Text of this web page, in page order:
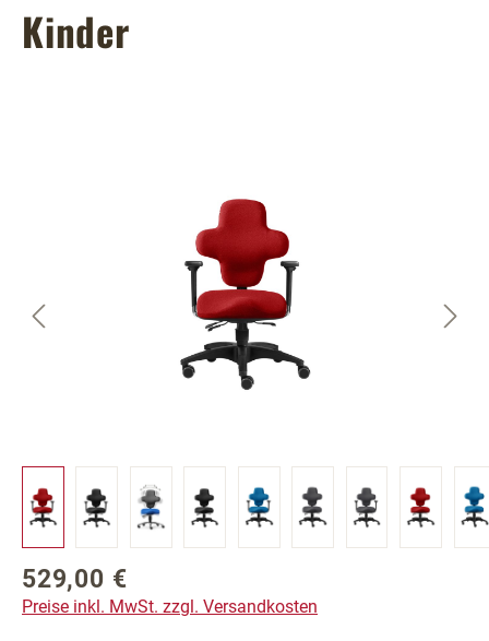
Kinder
Regulärer Preis:
529,00 €
Preise inkl. MwSt. zzgl. Versandkosten